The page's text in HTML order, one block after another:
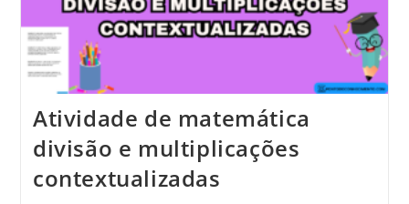
Atividade de matemática
divisão e multiplicações
contextualizadas